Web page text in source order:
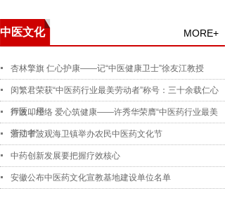
中医文化 MORE+
杏林擎旗 仁心护康——记“中医健康卫士”徐友江教授
闵繁君荣获“中医药行业最美劳动者”称号：三十余载仁心
行医，用
声波叩经络 爱心筑健康——许秀华荣膺“中医药行业最美
劳动者”
浙江宁波观海卫镇举办农民中医药文化节
中药创新发展要把握疗效核心
安徽公布中医药文化宣教基地建设单位名单